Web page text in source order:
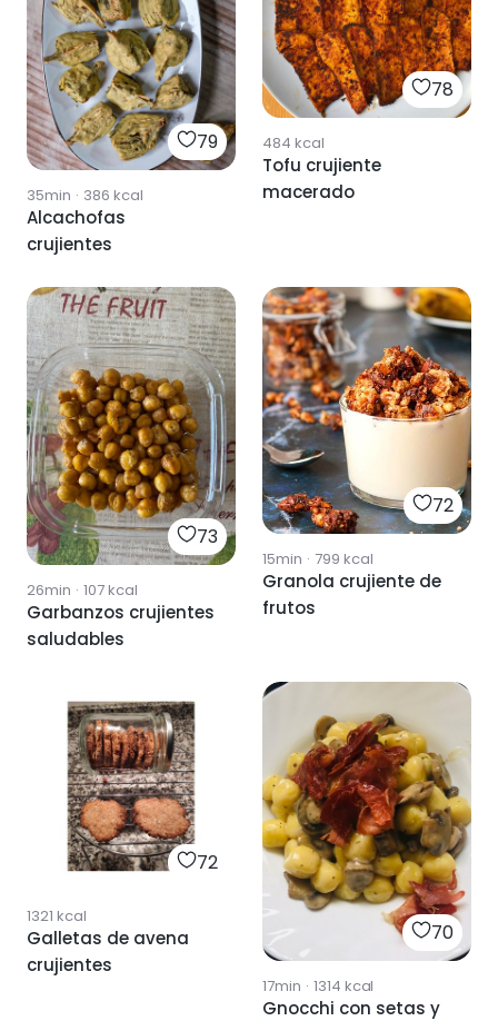
79
35min · 386 kcal
Alcachofas
crujientes
78
484 kcal
Tofu crujiente
macerado
73
26min · 107kcal
Garbanzos crujientes
saludables
72
15min · 799 kcal
Granola crujiente de
frutos
72
1321 kcal
Galletas de avena
crujientes
70
17min · 1314 kcal
Gnocchi con setas y